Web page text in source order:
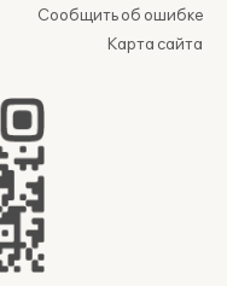
Сообщить об ошибке
Карта сайта